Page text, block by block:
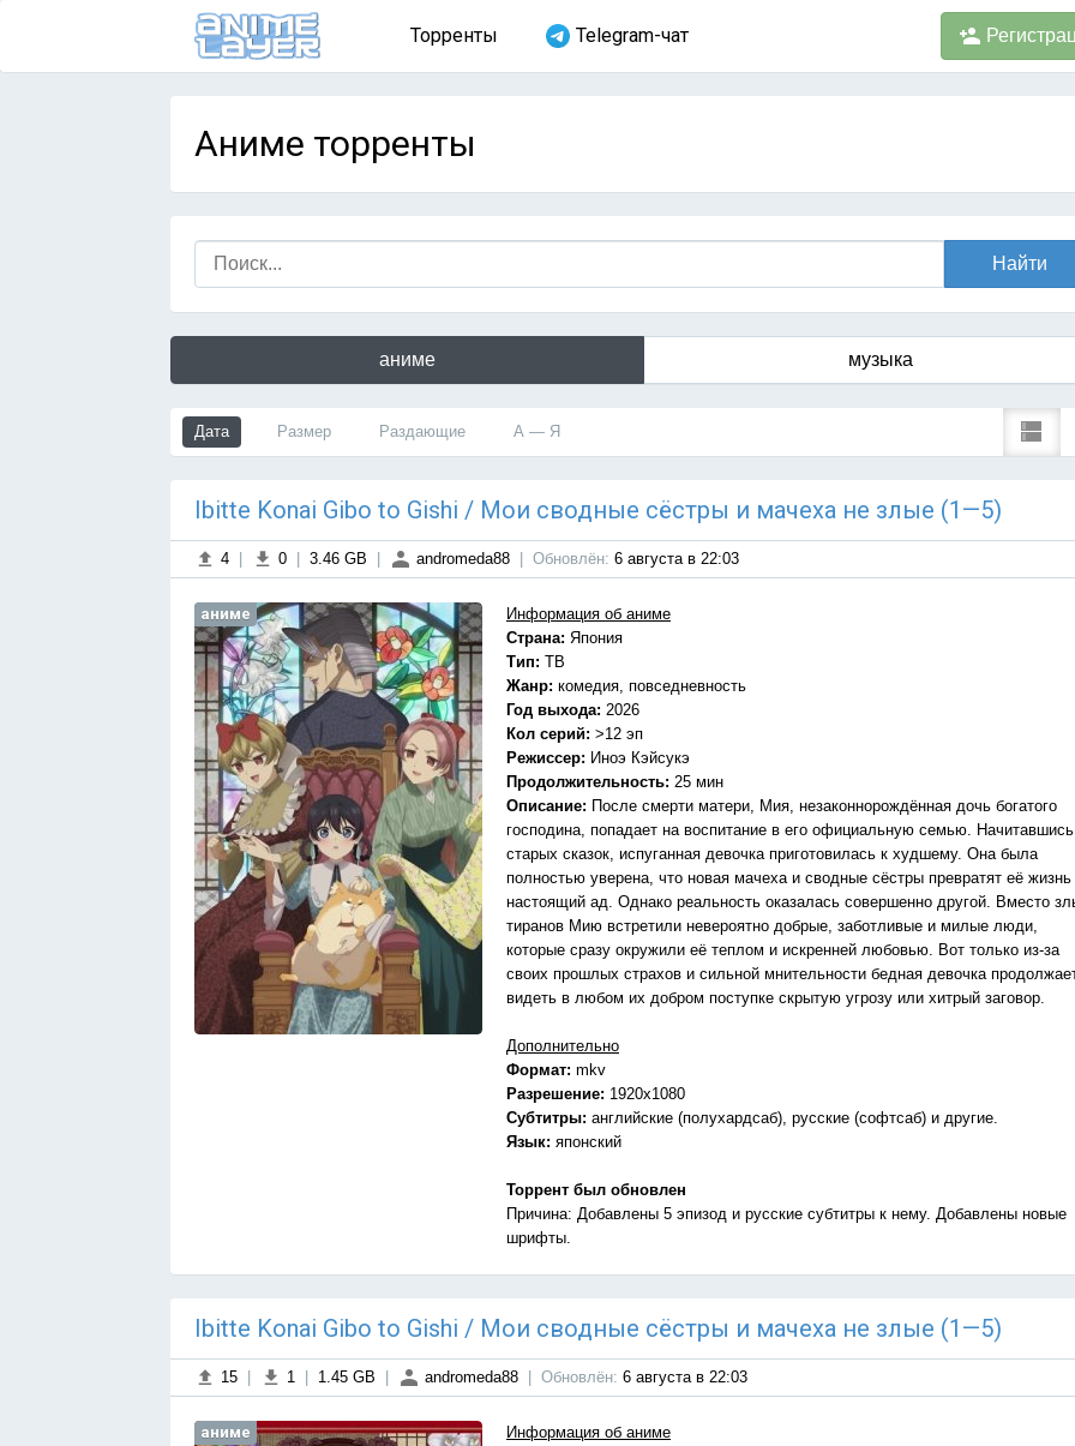
Торренты Telegram-чат
Аниме торренты
аниме музыка
Дата Размер Раздающие А — Я
Ibitte Konai Gibo to Gishi / Мои сводные сёстры и мачеха не злые (1—5)
4 0 3.46 GB andromeda88 Обновлён: 6 августа в 22:03
аниме
Информация об аниме
Страна: Япония
Тип: ТВ
Жанр: комедия, повседневность
Год выхода: 2026
Кол серий: >12 эп
Режиссер: Иноэ Кэйсукэ
Продолжительность: 25 мин
Описание: После смерти матери, Мия, незаконнорождённая дочь богатого
господина, попадает на воспитание в его официальную семью. Начитавшись
старых сказок, испуганная девочка приготовилась к худшему. Она была
полностью уверена, что новая мачеха и сводные сёстры превратят её жизнь
настоящий ад. Однако реальность оказалась совершенно другой. Вместо
тиранов Мию встретили невероятно добрые, заботливые и милые люди,
которые сразу окружили её теплом и искренней любовью. Вот только из-за
своих прошлых страхов и сильной мнительности бедная девочка
видеть в любом их добром поступке скрытую угрозу или хитрый заговор.
Дополнительно
Формат: mkv
Разрешение: 1920x1080
Субтитры: английские (полухардсаб), русские (софтсаб) и другие.
Язык: японский
Торрент был обновлен
Причина: Добавлены 5 эпизод и русские субтитры к нему. Добавлены новые
шрифты.
Ibitte Konai Gibo to Gishi / Мои сводные сёстры и мачеха не злые (1—5)
15 1 1.45 GB andromeda88 Обновлён: 6 августа в 22:03
аниме
Информация об аниме